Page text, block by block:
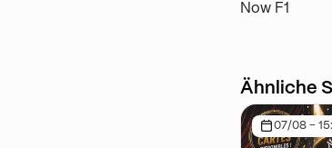
Now F1
Ähnliche
07/08 -